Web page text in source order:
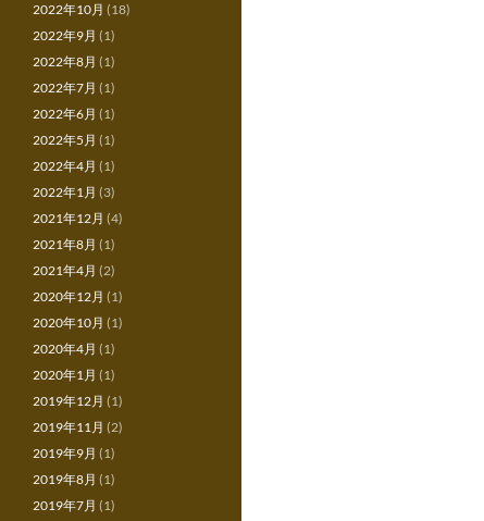
2022年10月 (18)
2022年9月 (1)
2022年8月 (1)
2022年7月 (1)
2022年6月 (1)
2022年5月 (1)
2022年4月 (1)
2022年1月 (3)
2021年12月 (4)
2021年8月 (1)
2021年4月 (2)
2020年12月 (1)
2020年10月 (1)
2020年4月 (1)
2020年1月 (1)
2019年12月 (1)
2019年11月 (2)
2019年9月 (1)
2019年8月 (1)
2019年7月 (1)